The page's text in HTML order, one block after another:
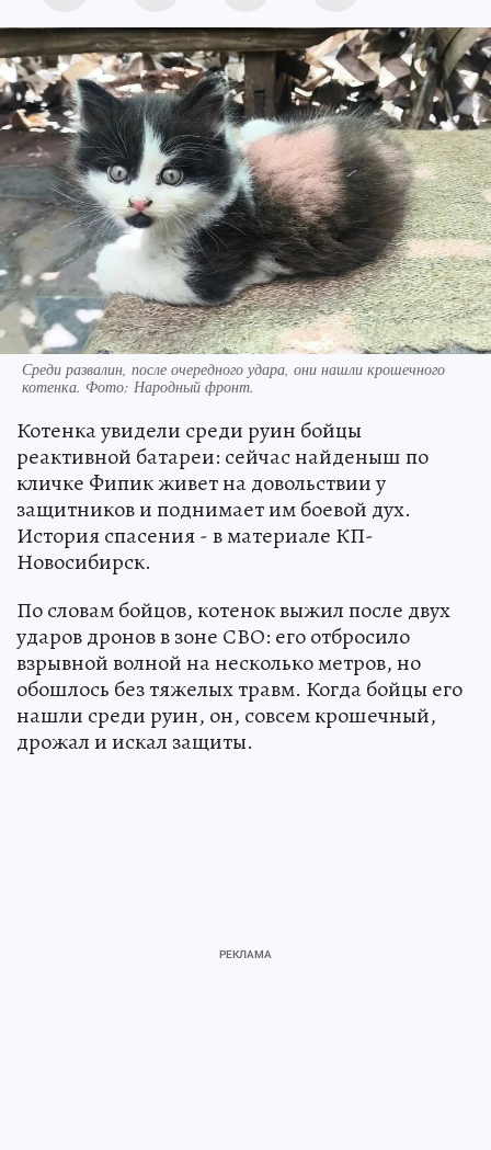
Среди развалин, после очередного удара, они нашли крошечного
котенка. Фото: Народный фронт.
Котенка увидели среди руин бойцы
реактивной батареи: сейчас найденыш по
кличке Фипик живет на довольствии у
защитников и поднимает им боевой дух.
История спасения - в материале КП-
Новосибирск.
По словам бойцов, котенок выжил после двух
ударов дронов в зоне СВО: его отбросило
взрывной волной на несколько метров, но
обошлось без тяжелых травм. Когда бойцы его
нашли среди руин, он, совсем крошечный,
дрожал и искал защиты.